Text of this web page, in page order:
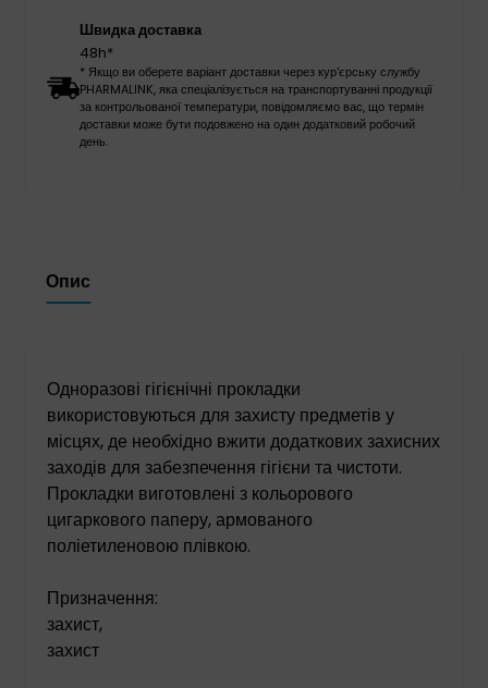
Швидка доставка
48h*
* Якщо ви оберете варіант доставки через кур'єрську службу
PHARMALINK, яка спеціалізується на транспортуванні продукції
за контрольованої температури, повідомляємо вас, що термін
доставки може бути подовжено на один додатковий робочий
день.
Опис
Одноразові гігієнічні прокладки
використовуються для захисту предметів у
місцях, де необхідно вжити додаткових захисних
заходів для забезпечення гігієни та чистоти.
Прокладки виготовлені з кольорового
цигаркового паперу, армованого
поліетиленовою плівкою.
Призначення:
захист,
захист